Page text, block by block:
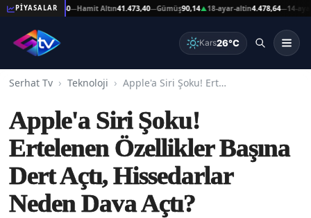
PİYASALAR
Altın41.473,40— Hamit Altın41.473,40—Gümüş90,14▲18-ayar-altin4.478,64—14-ayar-
Kars26°C
Serhat Tv Teknoloji Apple'a Siri Şoku! Ertelenen Özellikler Başına Dert Açtı, Hissedarlar Neden Dava Açtı?
Apple'a Siri Şoku!
Ertelenen Özellikler Başına
Dert Açtı, Hissedarlar
Neden Dava Açtı?